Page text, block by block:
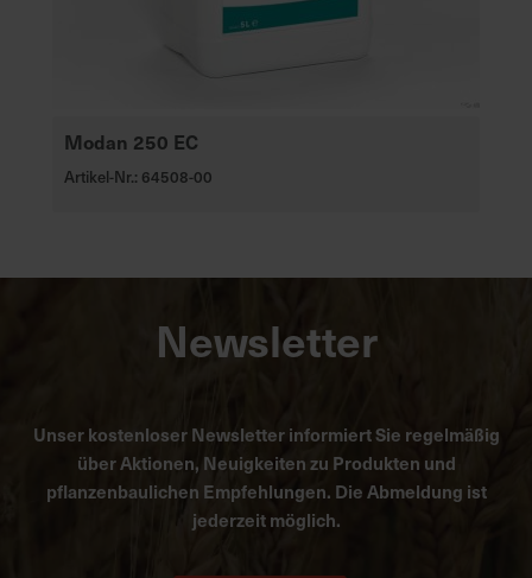
Modan 250 EC
Artikel-Nr.: 64508-00
Newsletter
Unser kostenloser Newsletter informiert Sie regelmäßig
über Aktionen, Neuigkeiten zu Produkten und
pflanzenbaulichen Empfehlungen. Die Abmeldung ist
jederzeit möglich.